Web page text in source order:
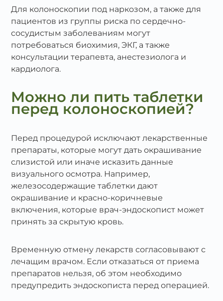
Для колоноскопии под наркозом, а также для
пациентов из группы риска по сердечно-
сосудистым заболеваниям могут
потребоваться биохимия, ЭКГ, а также
консультации терапевта, анестезиолога и
кардиолога.
Можно ли пить таблетки
перед колоноскопией?
Перед процедурой исключают лекарственные
препараты, которые могут дать окрашивание
слизистой или иначе исказить данные
визуального осмотра. Например,
железосодержащие таблетки дают
окрашивание и красно-коричневые
включения, которые врач-эндоскопист может
принять за скрытую кровь.
Временную отмену лекарств согласовывают с
лечащим врачом. Если отказаться от приема
препаратов нельзя, об этом необходимо
предупредить эндоскописта перед операцией.